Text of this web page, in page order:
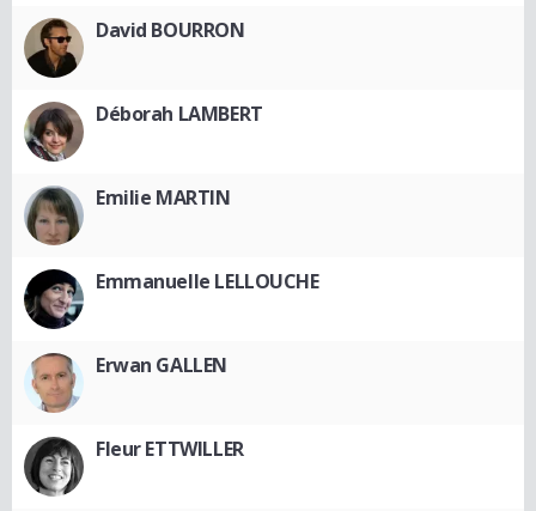
David BOURRON
Déborah LAMBERT
Emilie MARTIN
Emmanuelle LELLOUCHE
Erwan GALLEN
Fleur ETTWILLER